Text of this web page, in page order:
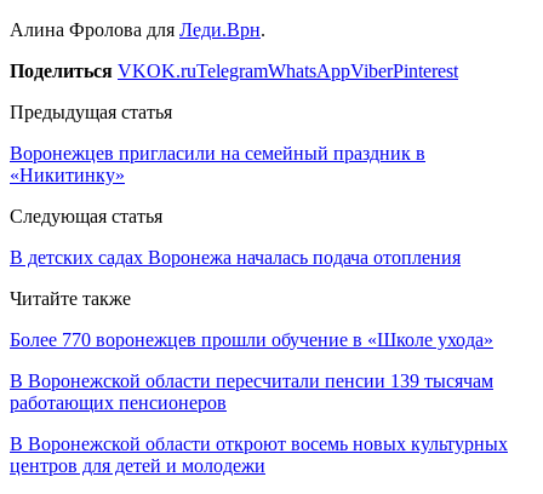
Алина Фролова для Леди.Врн.
Поделиться VKOK.ruTelegramWhatsAppViberPinterest
Предыдущая статья
Воронежцев пригласили на семейный праздник в
«Никитинку»
Следующая статья
В детских садах Воронежа началась подача отопления
Читайте также
Более 770 воронежцев прошли обучение в «Школе ухода»
В Воронежской области пересчитали пенсии 139 тысячам
работающих пенсионеров
В Воронежской области откроют восемь новых культурных
центров для детей и молодежи